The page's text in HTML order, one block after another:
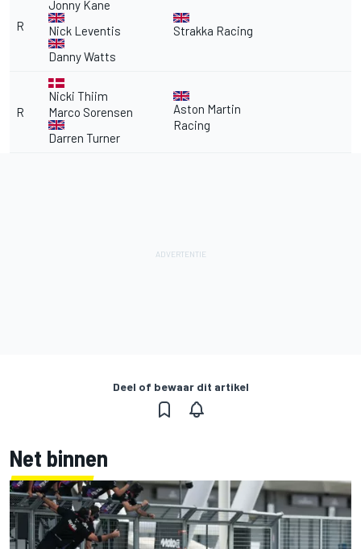
R
Jonny Kane
Nick Leventis
Danny Watts
Strakka Racing
R
Nicki Thiim
Marco Sorensen
Darren Turner
Aston Martin
Racing
Deel of bewaar dit artikel
Net binnen